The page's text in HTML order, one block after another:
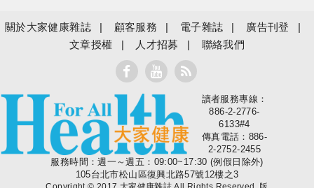
關於大家健康雜誌 顧客服務 電子雜誌
廣告刊登
文章授權
人才招募 聯絡我們
大家健康
讀者服務專線：
886-2-2776-
6133#4
傳真電話：886-
2-2752-2455
服務時間：週一～週五：09:00~17:30 (例假日除外)
105台北市松山區復興北路57號12樓之3